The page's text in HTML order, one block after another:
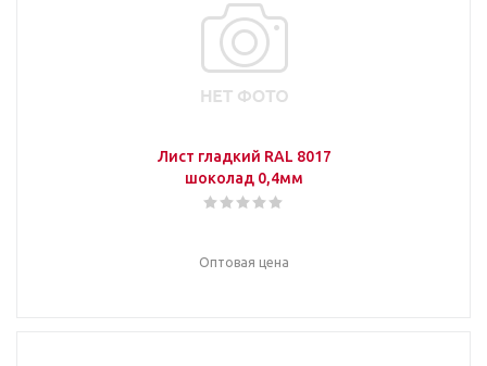
Лист гладкий RAL 8017
шоколад 0,4мм
Оптовая цена